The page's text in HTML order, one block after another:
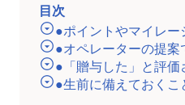
目次
●ポイントやマイレー
●オペレーターの提
●「贈与した」と評価
●生前に備えておくこ